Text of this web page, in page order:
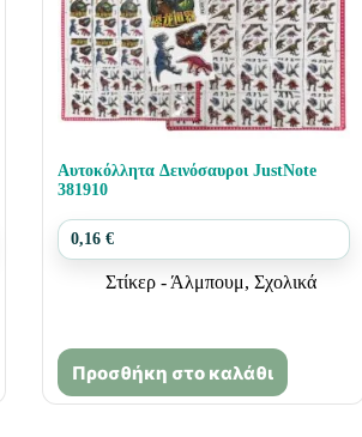
Αυτοκόλλητα Δεινόσαυροι JustNote
381910
0,16 €
Στίκερ - Άλμπουμ, Σχολικά
Προσθήκη στο καλάθι